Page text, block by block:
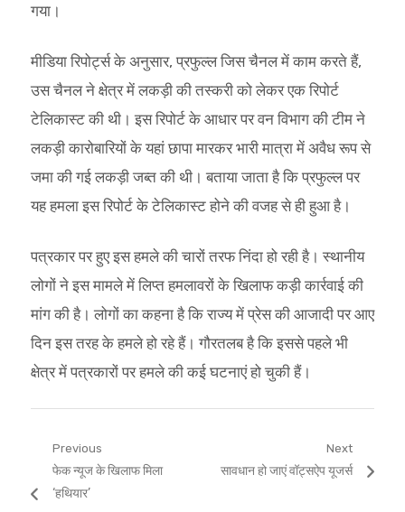
गया।
मीडिया रिपोर्ट्स के अनुसार, प्रफुल्ल जिस चैनल में काम करते हैं,
उस चैनल ने क्षेत्र में लकड़ी की तस्करी को लेकर एक रिपोर्ट
टेलिकास्ट की थी। इस रिपोर्ट के आधार पर वन विभाग की टीम ने
लकड़ी कारोबारियों के यहां छापा मारकर भारी मात्रा में अवैध रूप से
जमा की गई लकड़ी जब्त की थी। बताया जाता है कि प्रफुल्ल पर
यह हमला इस रिपोर्ट के टेलिकास्ट होने की वजह से ही हुआ है।
पत्रकार पर हुए इस हमले की चारों तरफ निंदा हो रही है। स्थानीय
लोगों ने इस मामले में लिप्त हमलावरों के खिलाफ कड़ी कार्रवाई की
मांग की है। लोगों का कहना है कि राज्य में प्रेस की आजादी पर आए
दिन इस तरह के हमले हो रहे हैं। गौरतलब है कि इससे पहले भी
क्षेत्र में पत्रकारों पर हमले की कई घटनाएं हो चुकी हैं।
Post
navigation
Previous
Previous
post:
फेक न्यूज के खिलाफ मिला
‘हथियार’
Next
Next
सावधान हो जाएं वॉट्सऐप यूजर्स